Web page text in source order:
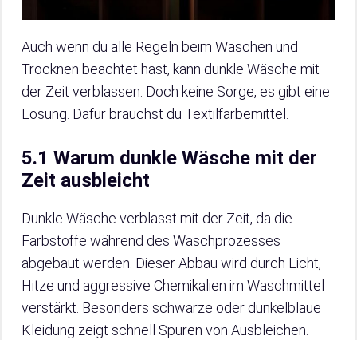
Auch wenn du alle Regeln beim Waschen und
Trocknen beachtet hast, kann dunkle Wäsche mit
der Zeit verblassen. Doch keine Sorge, es gibt eine
Lösung. Dafür brauchst du Textilfärbemittel.
5.1 Warum dunkle Wäsche mit der
Zeit ausbleicht
Dunkle Wäsche verblasst mit der Zeit, da die
Farbstoffe während des Waschprozesses
abgebaut werden. Dieser Abbau wird durch Licht,
Hitze und aggressive Chemikalien im Waschmittel
verstärkt. Besonders schwarze oder dunkelblaue
Kleidung zeigt schnell Spuren von Ausbleichen.